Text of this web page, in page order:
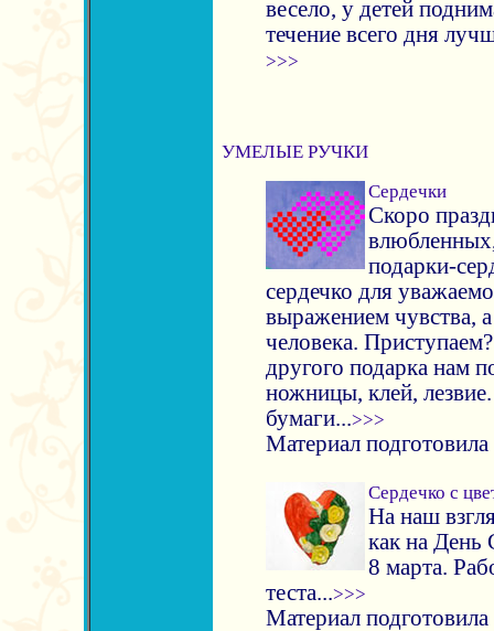
весело, у детей
течение всего дня
>>>
УМЕЛЫЕ РУЧКИ
Сердечки
Скоро
подарки-
сердечко для
выражением чувства,
человека.
другого подарка нам
ножницы, клей,
бумаги...>>>
Материал подготовила
Сердечко с
На наш
как на День
8 марта.
теста...>>>
Материал подготовила